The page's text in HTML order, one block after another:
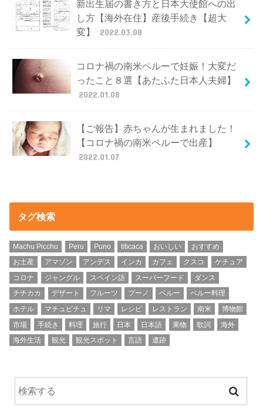
新出生届の書き方と日本大使館への出
し方【海外在住】産後手続き【超大
変】
2022.03.08
コロナ禍の南米ペルーで妊娠！大変だ
ったこと８選【あたふた日本人夫婦】
2022.01.08
【ご報告】赤ちゃんが生まれました！
【コロナ禍の南米ペルーで出産】
2022.01.07
タグ検索
Machu Picchu Peru Puno titicaca おいしい
おすすめ
お土産
アマゾン アンデス インカ カフェ クスコ
ケチュア
コロナ
ジャングル スペイン語 スーパーフード
ダンス
チチカカ
デザート フルーツ プーノ ペルー
ペルー料理
ホテル
マチュピチュ リマ レシピ レストラン 南米
博物館
市場
手続き 料理 旅行 日本 日本語 果物 歌詞
海外
海外生活
観光 観光スポット 言語 遺跡